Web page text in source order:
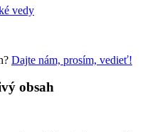
vedy
Dajte nám, prosím, vedieť!
obsah